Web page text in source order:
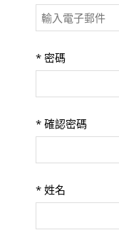
* 密碼
* 確認密碼
* 姓名